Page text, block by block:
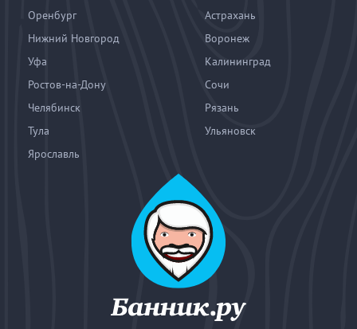
Оренбург
Астрахань
Нижний Новгород
Воронеж
Уфа
Калининград
Ростов-на-Дону
Сочи
Челябинск
Рязань
Тула
Ульяновск
Ярославль